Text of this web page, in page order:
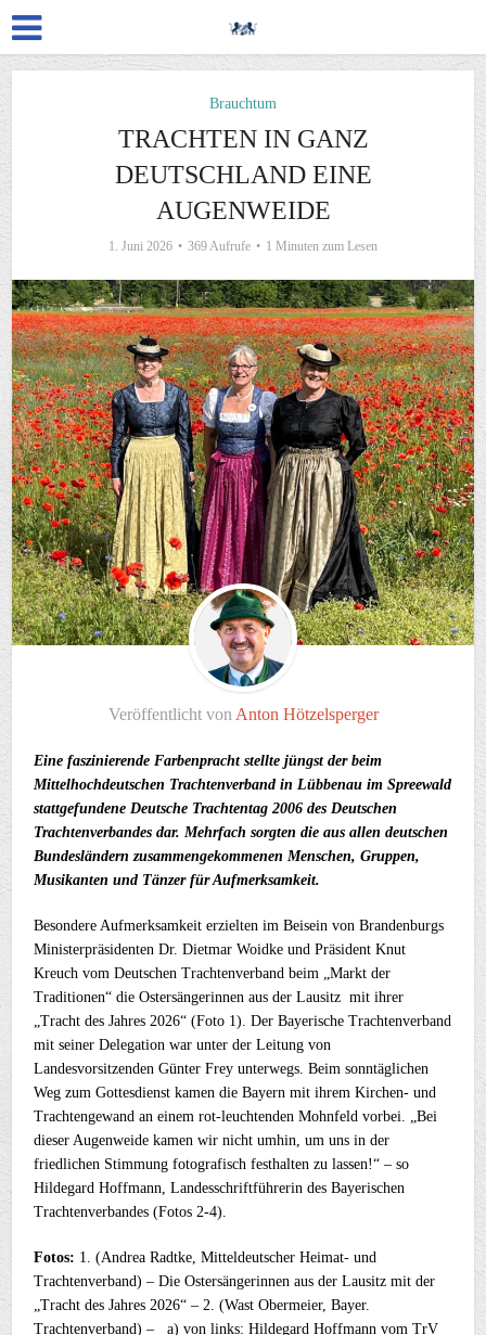
Brauchtum
TRACHTEN IN GANZ
DEUTSCHLAND EINE
AUGENWEIDE
1. Juni 2026 369 Aufrufe 1 Minuten zum Lesen
Veröffentlicht von Anton Hötzelsperger
Eine faszinierende Farbenpracht stellte jüngst der beim
Mittelhochdeutschen Trachtenverband in Lübbenau im Spreewald
stattgefundene Deutsche Trachtentag 2006 des Deutschen
Trachtenverbandes dar. Mehrfach sorgten die aus allen deutschen
Bundesländern zusammengekommenen Menschen, Gruppen,
Musikanten und Tänzer für Aufmerksamkeit.
Besondere Aufmerksamkeit erzielten im Beisein von Brandenburgs
Ministerpräsidenten Dr. Dietmar Woidke und Präsident Knut
Kreuch vom Deutschen Trachtenverband beim „Markt der
Traditionen“ die Ostersängerinnen aus der Lausitz mit ihrer
„Tracht des Jahres 2026“ (Foto 1). Der Bayerische Trachtenverband
mit seiner Delegation war unter der Leitung von
Landesvorsitzenden Günter Frey unterwegs. Beim sonntäglichen
Weg zum Gottesdienst kamen die Bayern mit ihrem Kirchen- und
Trachtengewand an einem rot-leuchtenden Mohnfeld vorbei. „Bei
dieser Augenweide kamen wir nicht umhin, um uns in der
friedlichen Stimmung fotografisch festhalten zu lassen!“ – so
Hildegard Hoffmann, Landesschriftführerin des Bayerischen
Trachtenverbandes (Fotos 2-4).
Fotos: 1. (Andrea Radtke, Mitteldeutscher Heimat- und
Trachtenverband) – Die Ostersängerinnen aus der Lausitz mit der
„Tracht des Jahres 2026“ – 2. (Wast Obermeier, Bayer.
Trachtenverband) – a) von links: Hildegard Hoffmann vom TrV